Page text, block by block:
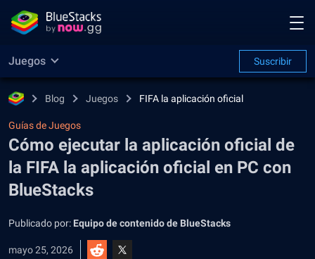
Juegos Suscribir
Blog Juegos FIFA la aplicación oficial
Guías de Juegos
Cómo ejecutar la aplicación oficial de
la FIFA la aplicación oficial en PC con
BlueStacks
Publicado por: Equipo de contenido de BlueStacks
mayo 25, 2026